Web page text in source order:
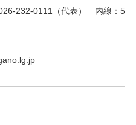
232-0111（代表） 内線：5